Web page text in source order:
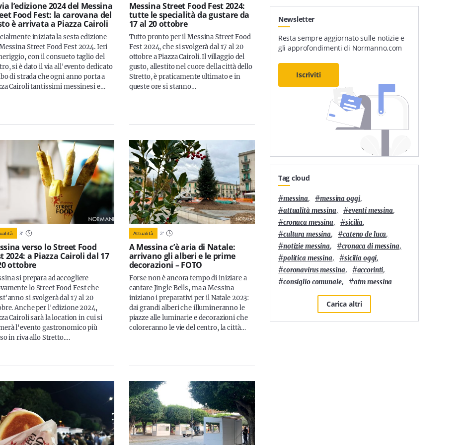
l’edizione 2024 del Messina
Food Fest: la carovana del
è arrivata a Piazza Cairoli
iniziata la sesta edizione
Street Food Fest 2024. Ieri
con il consueto taglio del
si è dato il via all'evento dedicato
di strada che ogni anno porta a
Cairoli tantissimi messinesi e…
Messina Street Food Fest 2024:
tutte le specialità da gustare da
17 al 20 ottobre
Tutto pronto per il Messina Street Food
Fest 2024, che si svolgerà dal 17 al 20
ottobre a Piazza Cairoli. Il villaggio del
gusto, allestito nel cuore della città dello
Stretto, è praticamente ultimato e in
queste ore si stanno…
3'
verso lo Street Food
2024: a Piazza Cairoli dal 17
ottobre
si prepara ad accogliere
lo Street Food Fest che
si svolgerà dal 17 al 20
Anche per l'edizione 2024,
Cairoli sarà la location in cui si
l'evento gastronomico più
in riva allo Stretto.…
Attualità 2'
A Messina c’è aria di Natale:
arrivano gli alberi e le prime
decorazioni – FOTO
Forse non è ancora tempo di iniziare a
cantare Jingle Bells, ma a Messina
iniziano i preparativi per il Natale 2023:
dai grandi alberi che illumineranno le
piazze alle luminarie e decorazioni che
coloreranno le vie del centro, la città…
Newsletter
Resta sempre aggiornato sulle notizie e
gli approfondimenti di Normanno.com
Iscriviti
Tag cloud
#messina, #messina oggi,
#attualità messina, #eventi messina,
#cronaca messina, #sicilia,
#cultura messina, #cateno de luca,
#notizie messina, #cronaca di messina,
#politica messina, #sicilia oggi,
#coronavirus messina, #accorinti,
#consiglio comunale, #atm messina
Carica altri